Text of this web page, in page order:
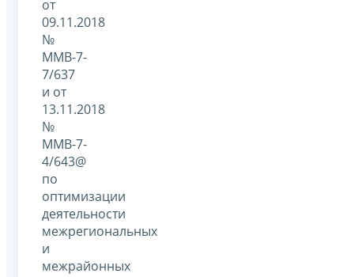
от
09.11.2018
№
ММВ-7-
7/637
и от
13.11.2018
№
ММВ-7-
4/643@
по
оптимизации
деятельности
межрегиональных
и
межрайонных